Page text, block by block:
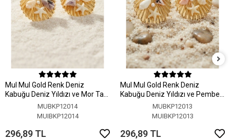
MuI MuI Gold Renk Deniz
Kabuğu Deniz Yıldızı ve Mor Taş
Detaylı KüpeMUBKP12014
MUIBKP12014
296,89 TL
MuI MuI Gold Renk Deniz
Kabuğu Deniz Yıldızı ve Pembe
Taş Detaylı Küpe
MUBKP12013
MUIBKP12013
296,89 TL